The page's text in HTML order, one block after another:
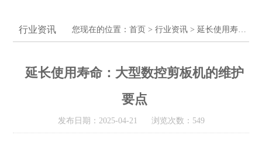
行业资讯 您现在的位置：首页 >行业资讯 > 延长使用寿命：大型数控剪板机的维护要点
延长使用寿命：大型数控剪板机的维护
要点
发布日期：2025-04-21 浏览次数：549